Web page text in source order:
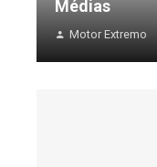
Médias
Motor Extremo